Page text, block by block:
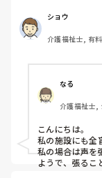
現在、私は「大
う方法で対応して
聞き取れると安
かり、痛めてし
みなさんの職場
ことや、喉に負
よろしくお願いし
ショウ
介護福祉士, 有
なる
介護福祉士,
こんにちは。
私の施設にも全
私の場合は声を
ようで、張るこ